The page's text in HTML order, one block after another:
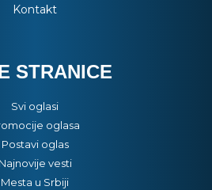
Kontakt
STRANICE
Svi oglasi
oglasa
Postavi oglas
Najnovije vesti
Mesta u Srbiji